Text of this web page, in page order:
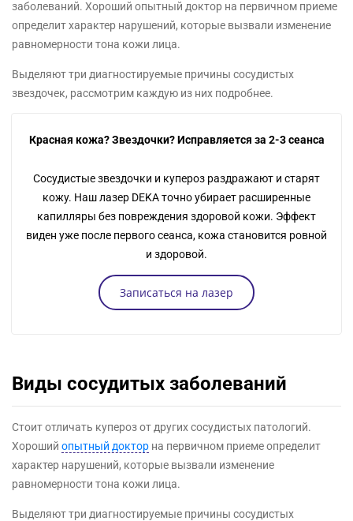
заболеваний. Хороший опытный доктор на первичном приеме
определит характер нарушений, которые вызвали изменение
равномерности тона кожи лица.
Выделяют три диагностируемые причины сосудистых
звездочек, рассмотрим каждую из них подробнее.
Красная кожа? Звездочки? Исправляется за 2-3 сеанса
Сосудистые звездочки и купероз раздражают и старят
кожу. Наш лазер DEKA точно убирает расширенные
капилляры без повреждения здоровой кожи. Эффект
виден уже после первого сеанса, кожа становится ровной
и здоровой.
Записаться на лазер
Виды сосудитых заболеваний
Стоит отличать купероз от других сосудистых патологий.
Хороший опытный доктор на первичном приеме определит
характер нарушений, которые вызвали изменение
равномерности тона кожи лица.
Выделяют три диагностируемые причины сосудистых